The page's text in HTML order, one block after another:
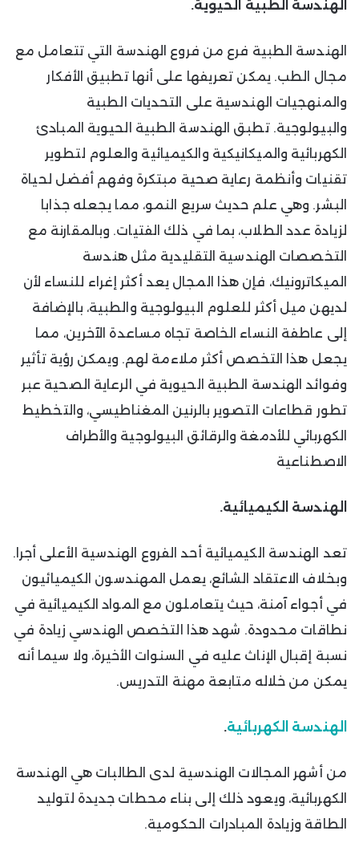
الهندسة الطبية الحيوية.
الهندسة الطبية فرع من فروع الهندسة التي تتعامل مع
مجال الطب. يمكن تعريفها على أنها تطبيق الأفكار
والمنهجيات الهندسية على التحديات الطبية
والبيولوجية. تطبق الهندسة الطبية الحيوية المبادئ
الكهربائية والميكانيكية والكيميائية والعلوم لتطوير
تقنيات وأنظمة رعاية صحية مبتكرة وفهم أفضل لحياة
البشر. وهي علم حديث سريع النمو، مما يجعله جذابا
لزيادة عدد الطلاب، بما في ذلك الفتيات. وبالمقارنة مع
التخصصات الهندسية التقليدية مثل هندسة
الميكاترونيك، فإن هذا المجال يعد أكثر إغراء للنساء لأن
لديهن ميل أكثر للعلوم البيولوجية والطبية، بالإضافة
إلى عاطفة النساء الخاصة تجاه مساعدة الآخرين، مما
يجعل هذا التخصص أكثر ملاءمة لهم. ويمكن رؤية تأثير
وفوائد الهندسة الطبية الحيوية في الرعاية الصحية عبر
تطور قطاعات التصوير بالرنين المغناطيسي، والتخطيط
الكهربائي للأدمغة والرقائق البيولوجية والأطراف
الاصطناعية
الهندسة الكيميائية.
تعد الهندسة الكيميائية أحد الفروع الهندسية الأعلى أجرا.
وبخلاف الاعتقاد الشائع، يعمل المهندسون الكيميائيون
في أجواء آمنة، حيث يتعاملون مع المواد الكيميائية في
نطاقات محدودة. شهد هذا التخصص الهندسي زيادة في
نسبة إقبال الإناث عليه في السنوات الأخيرة، ولا سيما أنه
يمكن من خلاله متابعة مهنة التدريس.
الهندسة الكهربائية.
من أشهر المجالات الهندسية لدى الطالبات هي الهندسة
الكهربائية، ويعود ذلك إلى بناء محطات جديدة لتوليد
الطاقة وزيادة المبادرات الحكومية.